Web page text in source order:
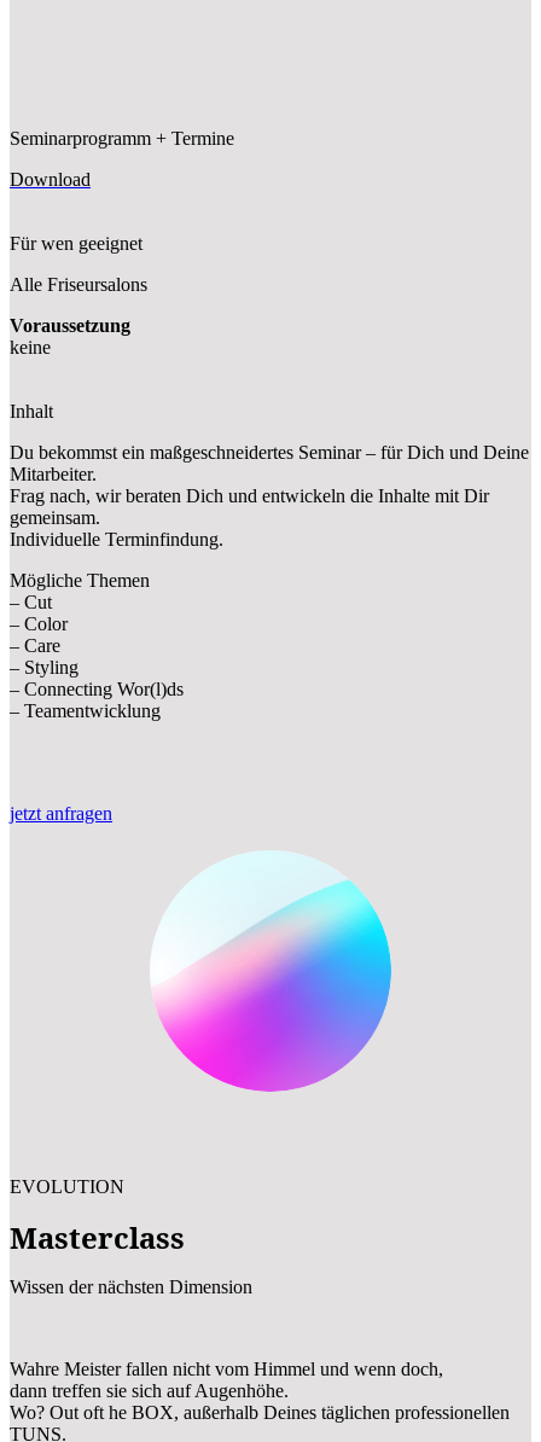
Seminarprogramm + Termine
Download
Für wen geeignet
Alle Friseursalons
Voraussetzung
keine
Inhalt
Du bekommst ein maßgeschneidertes Seminar – für Dich und Deine
Mitarbeiter.
Frag nach, wir beraten Dich und entwickeln die Inhalte mit Dir
gemeinsam.
Individuelle Terminfindung.
Mögliche Themen
– Cut
– Color
– Care
– Styling
– Connecting Wor(l)ds
– Teamentwicklung
jetzt anfragen
EVOLUTION
Masterclass
Wissen der nächsten Dimension
Wahre Meister fallen nicht vom Himmel und wenn doch,
dann treffen sie sich auf Augenhöhe.
Wo? Out oft he BOX, außerhalb Deines täglichen professionellen
TUNS.